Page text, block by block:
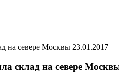
23.01.2017
склад на севере